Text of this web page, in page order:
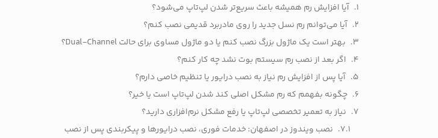
آیا افزایش رم همیشه باعث سریع‌تر شدن لپ‌تاپ می‌شود؟
آیا می‌توانم رم نسل جدید را روی مادربرد قدیمی نصب کنم؟
بهتر است یک ماژول بزرگ نصب کنم یا دو ماژول مساوی برای حالت Dual-Channel؟
اگر بعد از نصب رم سیستم بوت نشد چه کار کنم؟
آیا پس از افزایش رم نیاز به نصب درایور یا تنظیم خاصی دارم؟
چگونه بفهمم که رم مشکل اصلی کند شدن لپ‌تاپ است یا خیر؟
نیاز به تعمیر تخصصی لپ‌تاپ یا رفع مشکل نرم‌افزاری دارید؟
نصب ویندوز در اصفهان: خدمات فوری، نصب درایورها و پیکربندی پس از نصب